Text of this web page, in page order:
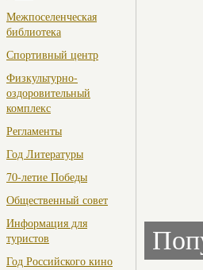
Межпоселенческая
библиотека
Спортивный центр
Физкультурно-
оздоровительный
комплекс
Регламенты
Год Литературы
70-летие Победы
Общественный совет
Информация для
туристов
Год Российского кино